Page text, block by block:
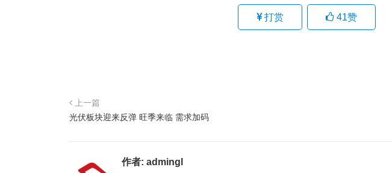
打赏 41赞
上一篇
光伏板块迎来反弹 旺季来临 需求加码
作者: admingl